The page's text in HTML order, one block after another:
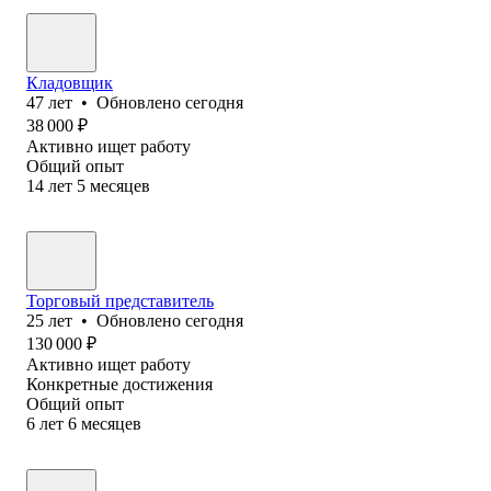
Кладовщик
47 лет • Обновлено сегодня
38 000 ₽
Активно ищет работу
Общий опыт
14 лет 5 месяцев
Торговый представитель
25 лет • Обновлено сегодня
130 000 ₽
Активно ищет работу
Конкретные достижения
Общий опыт
6 лет 6 месяцев